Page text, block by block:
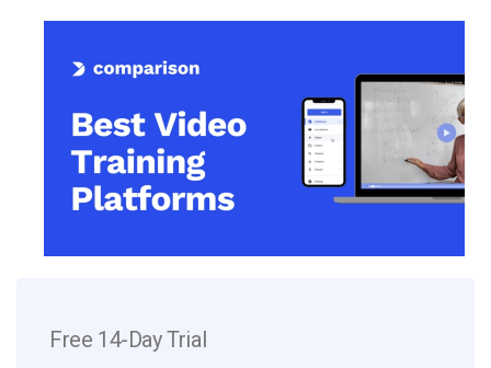
Free 14-Day Trial